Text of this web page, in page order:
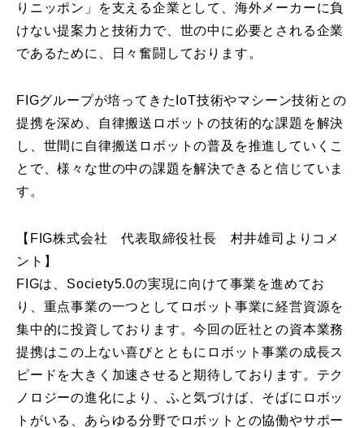
りニッポン」を支える企業として、海外メーカーに負
けない提案力と技術力で、世の中に必要とされる企業
であるために、日々奮闘しております。
FIGグループが培ってきたIoT技術やマシーン技術との
提携を深め、自律搬送ロボットの技術的な課題を解決
し、世間に自律搬送ロボットの普及を推進していくこ
とで、様々な世の中の課題を解決できると信じていま
す。
【FIG株式会社 代表取締役社長 村井雄司よりコメ
ント】
FIGは、Society5.0の実現に向けて事業を進めてお
り、重点事業の一つとしてロボット事業に経営資源を
集中的に投資しております。今回の匠社との資本業務
提携はこの上ない喜びとともにロボット事業の成長ス
ピードを大きく加速させると期待しております。テク
ノロジーの進化により、ふと気づけば、そばにロボッ
トがいる、あらゆる分野でロボットとの協働やサポー